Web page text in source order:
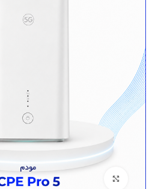
بزرگنمایی تصویر